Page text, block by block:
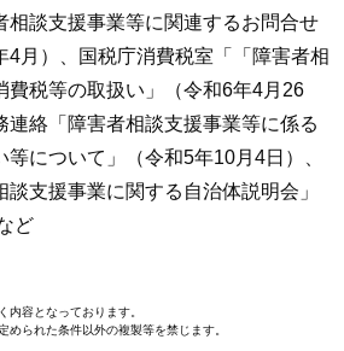
相談支援事業等に関連するお問合せ
4月）、国税庁消費税室「「障害者相
費税等の取扱い」（令和6年4月26
連絡「障害者相談支援事業等に係る
について」（令和5年10月4日）、
支援事業に関する自治体説明会」
ど
容となっております。
られた条件以外の複製等を禁じます。